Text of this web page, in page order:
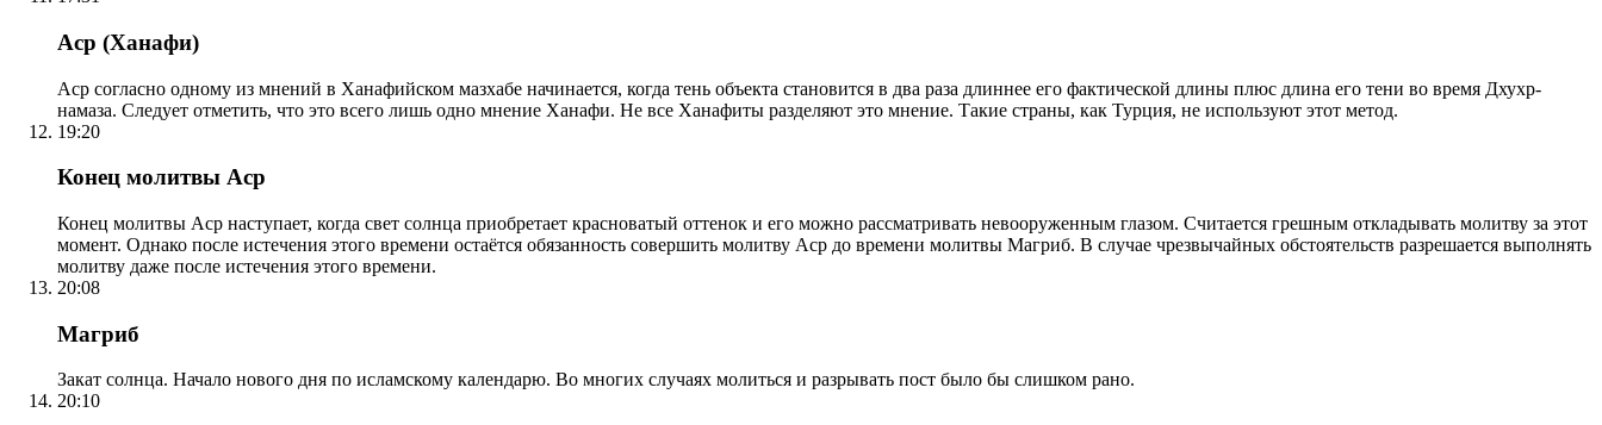
Аср (Ханафи)
Аср согласно одному из мнений в Ханафийском мазхабе начинается, когда тень объекта становится в два раза длиннее его фактической длины плюс длина его тени во время Дхухр-
намаза. Следует отметить, что это всего лишь одно мнение Ханафи. Не все Ханафиты разделяют это мнение. Такие страны, как Турция, не используют этот метод.
19:20
Конец молитвы Аср
Конец молитвы Аср наступает, когда свет солнца приобретает красноватый оттенок и его можно рассматривать невооруженным глазом. Считается грешным откладывать молитву за этот
момент. Однако после истечения этого времени остаётся обязанность совершить молитву Аср до времени молитвы Магриб. В случае чрезвычайных обстоятельств разрешается выполнять
молитву даже после истечения этого времени.
20:08
Магриб
Закат солнца. Начало нового дня по исламскому календарю. Во многих случаях молиться и разрывать пост было бы слишком рано.
20:10